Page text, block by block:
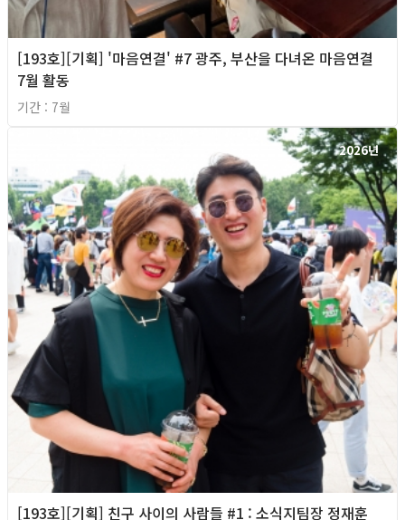
[193호][기획] '마음연결' #7 광주, 부산을 다녀온 마음연결
7월 활동
기간 : 7월
2026년
[193호][기획] 친구 사이의 사람들 #1 : 소식지팀장 정재훈